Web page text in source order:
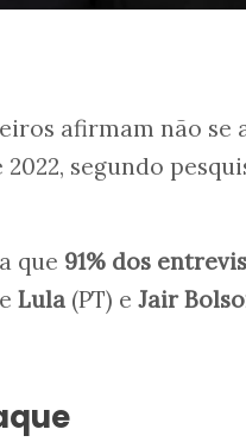
afirmam não
segundo
que 91% dos
Lula (PT) e Jair